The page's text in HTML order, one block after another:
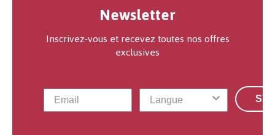
Newsletter
Inscrivez-vous et recevez toutes nos offres
exclusives